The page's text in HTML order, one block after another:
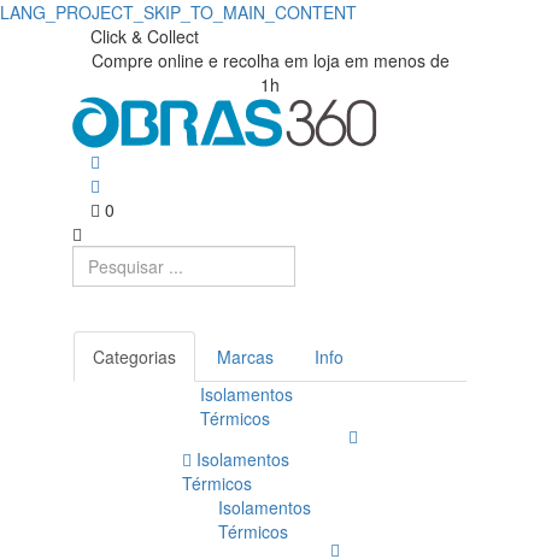
LANG_PROJECT_SKIP_TO_MAIN_CONTENT
Click & Collect
Compre online e recolha em loja em menos de
1h
0
Categorias Marcas
Info
Isolamentos
Térmicos
Isolamentos
Térmicos
Isolamentos
Térmicos